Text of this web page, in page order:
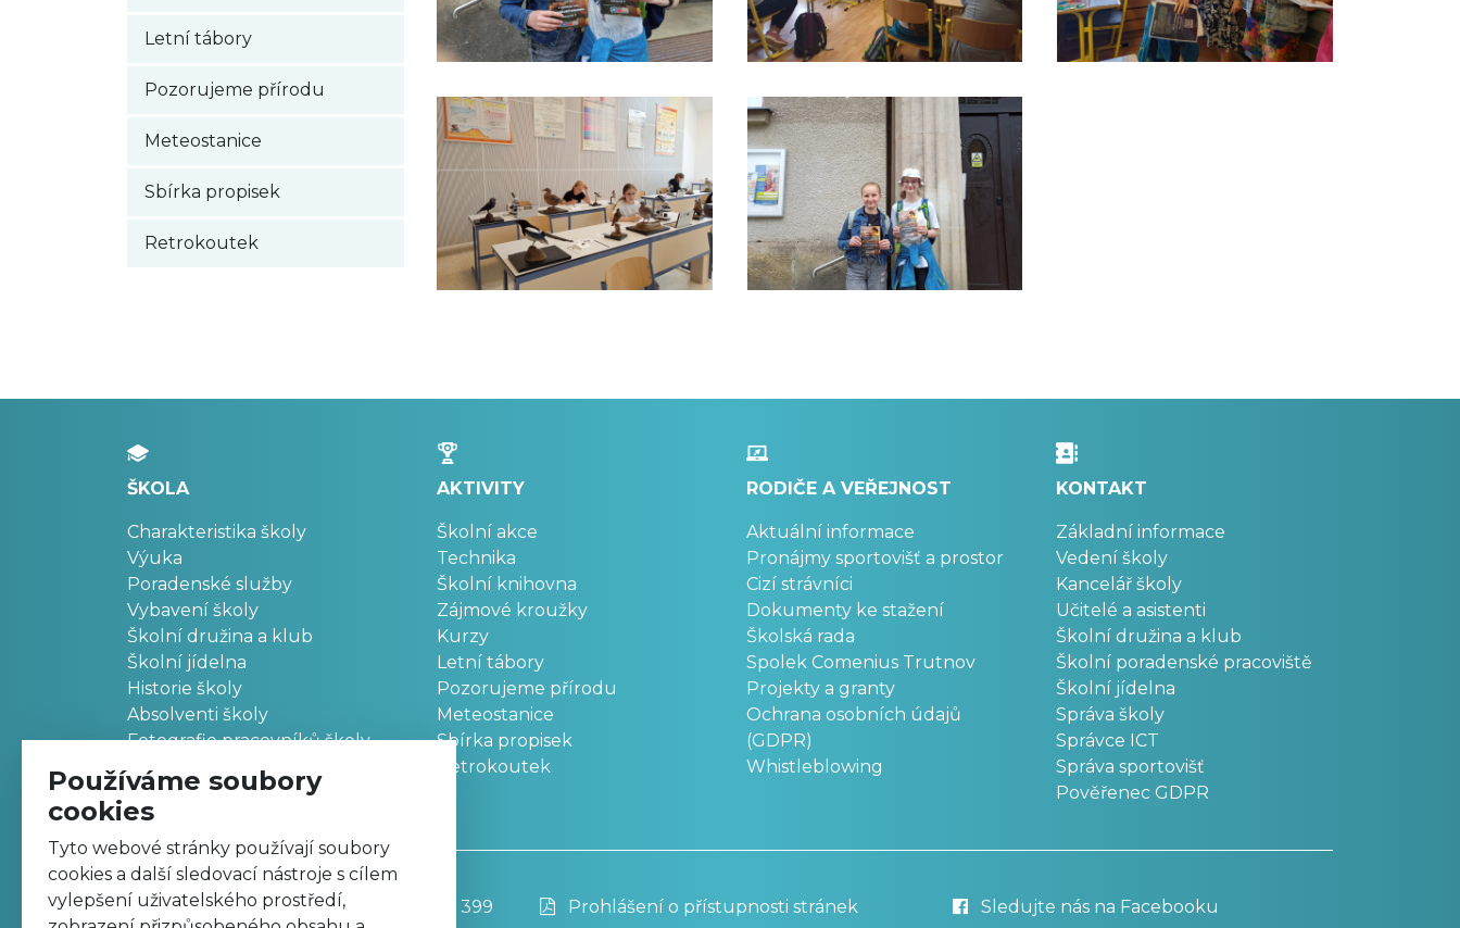
Letní tábory
Pozorujeme přírodu
Meteostanice
Sbírka propisek
Retrokoutek
ŠKOLA
Charakteristika školy
Výuka
Poradenské služby
Vybavení školy
Školní družina a klub
Školní jídelna
Historie školy
Absolventi školy
Fotografie pracovníků školy
AKTIVITY
Školní akce
Technika
Školní knihovna
Zájmové kroužky
Kurzy
Letní tábory
Pozorujeme přírodu
Meteostanice
Sbírka propisek
Retrokoutek
RODIČE A VEŘEJNOST
Aktuální informace
Pronájmy sportovišť a prostor
Cizí strávníci
Dokumenty ke stažení
Školská rada
Spolek Comenius Trutnov
Projekty a granty
Ochrana osobních údajů
(GDPR)
Whistleblowing
KONTAKT
Základní informace
Vedení školy
Kancelář školy
Učitelé a asistenti
Školní družina a klub
Školní poradenské pracoviště
Školní jídelna
Správa školy
Správce ICT
Správa sportovišť
Pověřenec GDPR
Základní škola, Trutnov, Komenského 399 Prohlášení o přístupnosti stránek Sledujte nás na Facebooku
Používáme soubory
cookies
Tyto webové stránky používají soubory
cookies a další sledovací nástroje s cílem
vylepšení uživatelského prostředí,